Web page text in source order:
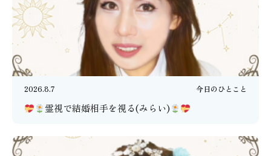
2026.8.7 今日のひとこと
霊視で結婚相手を視る(みらい)